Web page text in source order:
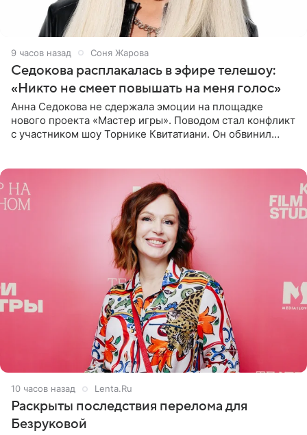
9 часов назад Соня Жарова
Седокова расплакалась в эфире телешоу:
«Никто не смеет повышать на меня голос»
Анна Седокова не сдержала эмоции на площадке
нового проекта «Мастер игры». Поводом стал конфликт
с участником шоу Торнике Квитатиани. Он обвинил
10 часов назад Lenta.Ru
Раскрыты последствия перелома для
Безруковой